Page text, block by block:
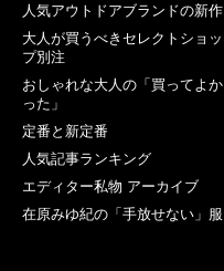
人気アウトドアブランドの新作
大人が買うべきセレクトショッ
プ別注
おしゃれな大人の「買ってよか
った」
定番と新定番
人気記事ランキング
エディター私物 アーカイブ
在原みゆ紀の「手放せない」服